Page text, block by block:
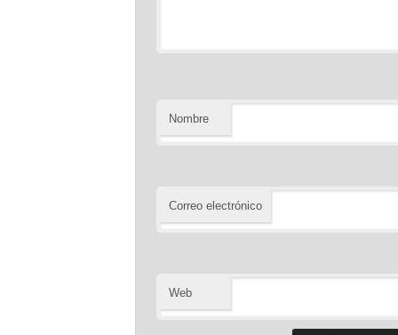
Nombre
Correo electrónico
Web